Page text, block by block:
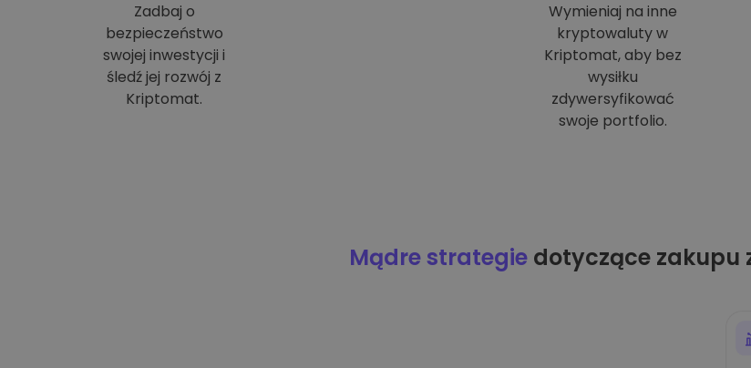
Zadbaj o
bezpieczeństwo
swojej inwestycji i
śledź jej rozwój z
Kriptomat.
Wymieniaj na inne
kryptowaluty w
Kriptomat, aby bez
wysiłku
zdywersyfikować
swoje portfolio.
Mądre strategiedotyczące zakupu